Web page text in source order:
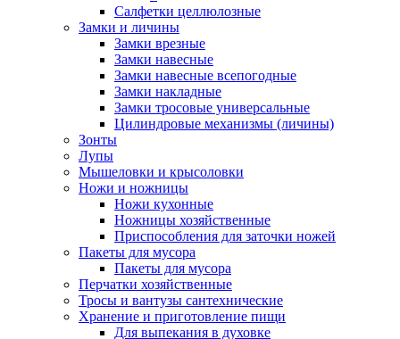
Салфетки целлюлозные
Замки и личины
Замки врезные
Замки навесные
Замки навесные всепогодные
Замки накладные
Замки тросовые универсальные
Цилиндровые механизмы (личины)
Зонты
Лупы
Мышеловки и крысоловки
Ножи и ножницы
Ножи кухонные
Ножницы хозяйственные
Приспособления для заточки ножей
Пакеты для мусора
Пакеты для мусора
Перчатки хозяйственные
Тросы и вантузы сантехнические
Хранение и приготовление пищи
Для выпекания в духовке